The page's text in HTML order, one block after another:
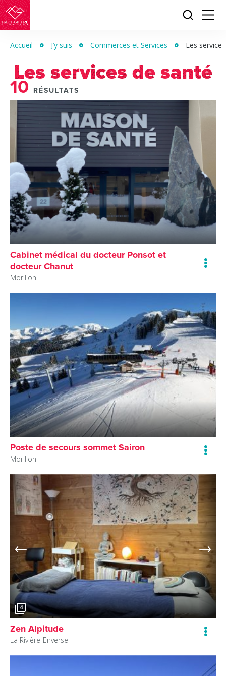
Haut-
Tourisme
Menu
Accueil J’y suis Commerces et Services Les
Les services de santé
10 RÉSULTATS
Cabinet médical du docteur Ponsot et
docteur Chanut
Morillon
Poste de secours sommet Sairon
Morillon
4
Zen Alpitude
La Rivière-Enverse